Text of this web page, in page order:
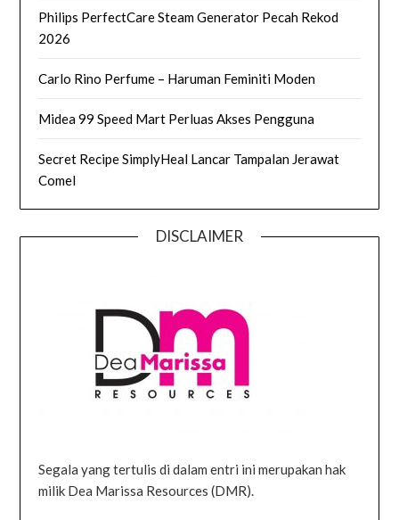
Philips PerfectCare Steam Generator Pecah Rekod
2026
Carlo Rino Perfume – Haruman Feminiti Moden
Midea 99 Speed Mart Perluas Akses Pengguna
Secret Recipe SimplyHeal Lancar Tampalan Jerawat
Comel
DISCLAIMER
Segala yang tertulis di dalam entri ini merupakan hak
milik Dea Marissa Resources (DMR).